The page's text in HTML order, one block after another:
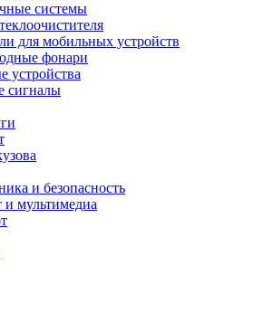
системы
для мобильных устройств
фонари
устройства
сигналы
и безопасность
мультимедиа